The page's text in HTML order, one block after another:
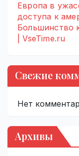
Европа в
доступа к
Большинство
| VseTime.ru
Свежие
Нет
Архивы